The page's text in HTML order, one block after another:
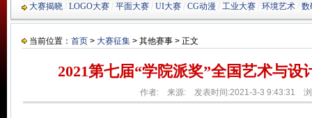
大赛揭晓 / LOGO大赛 / 平面大赛 / UI大赛 / CG动漫 / 工业大赛 / 环境艺术 / 数
当前位置： 首页 > 大赛征集 > 其他赛事 > 正文
2021第七届“学院派奖”全国艺术与设
作者: 来源: 发表时间:2021-3-3 9:43:31 浏